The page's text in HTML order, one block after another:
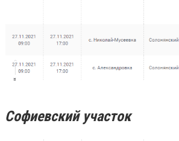
Софиевский участок